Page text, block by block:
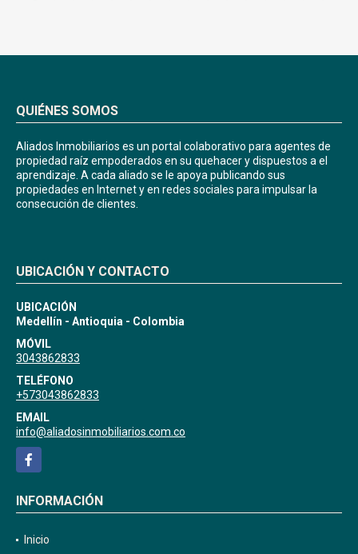
QUIÉNES SOMOS
Aliados Inmobiliarios es un portal colaborativo para agentes de
propiedad raíz empoderados en su quehacer y dispuestos a el
aprendizaje. A cada aliado se le apoya publicando sus
propiedades en Internet y en redes sociales para impulsar la
consecución de clientes.
UBICACIÓN Y CONTACTO
UBICACIÓN
Medellín - Antioquia - Colombia
MÓVIL
3043862833
TELÉFONO
+573043862833
EMAIL
info@aliadosinmobiliarios.com.co
Facebook
INFORMACIÓN
Inicio